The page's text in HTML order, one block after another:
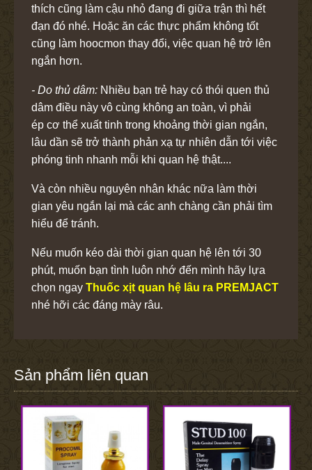
thích cũng làm cậu nhỏ đang đi giữa trận thì hết
đạn đó nhé. Hoặc ăn các thực phẩm không tốt
cũng làm hoocmon thay đổi, việc quan hệ trở lên
ngắn hơn.
- Do thủ dâm: Nhiều bạn trẻ hay có thói quen thủ
dâm điều này vô cùng không an toàn, vì phải
ép cơ thể xuất tinh trong khoảng thời gian ngắn,
lâu dần sẽ trở thành phản xạ tự nhiên dẫn tới việc
phóng tinh nhanh mỗi khi quan hệ thật....
Và còn nhiều nguyên nhân khác nữa làm thời
gian yêu ngắn lại mà các anh chàng cần phải tìm
hiểu để tránh.
Nếu muốn kéo dài thời gian quan hệ lên tới 30
phút, muốn bạn tình luôn nhớ đến mình hãy lựa
chọn ngay Thuốc xịt quan hệ lâu ra PREMJACT
nhé hỡi các đáng mày râu.
Sản phẩm liên quan